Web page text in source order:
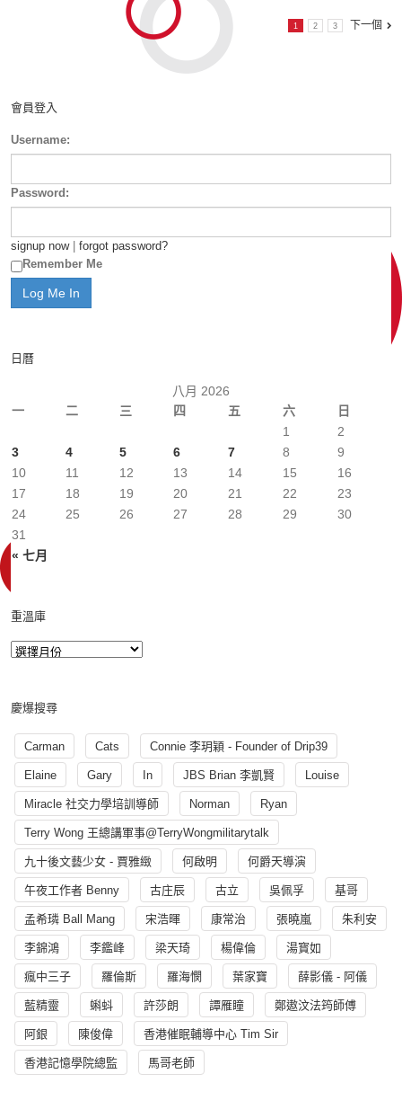
1 2 3 下一個
會員登入
Username:
Password:
signup now| forgot password?
Remember Me
日曆
八月 2026
一
二 三 四 五 六 日
« 七月
1
2
3
4 5 6 7 8
9
10
11 12 13 14 15
16
17
18 19 20 21 22
23
24
25 26 27 28 29
30
31
重溫庫
慶爆搜尋
Carman Cats Connie 李玥穎 - Founder of Drip39
Elaine Gary In JBS Brian 李凱賢 Louise
Miracle 社交力學培訓導師 Norman Ryan
Terry Wong 王總講軍事@TerryWongmilitarytalk
九十後文藝少女 - 賈雅緻 何啟明 何爵天導演
午夜工作者 Benny 古庄辰 古立 吳佩孚 基哥
孟希璘 Ball Mang 宋浩暉 康常治 張曉嵐 朱利安
李錦鴻 李鑑峰 梁天琦 楊偉倫 湯寳如
瘋中三子 羅倫斯 羅海憫 葉家寶 薛影儀 - 阿儀
藍精靈 蝌蚪 許莎朗 譚雁瞳 鄭遨汶法筠師傅
阿銀 陳俊偉 香港催眠輔導中心 Tim Sir
香港記憶學院總監 馬哥老師